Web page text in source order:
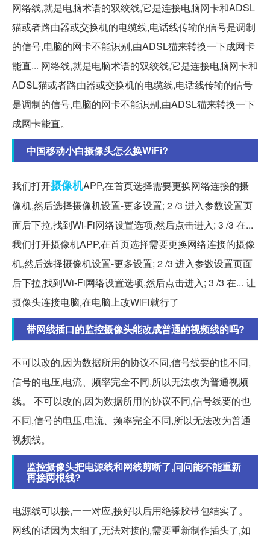
网络线,就是电脑术语的双绞线,它是连接电脑网卡和ADSL
猫或者路由器或交换机的电缆线,电话线传输的信号是调制
的信号,电脑的网卡不能识别,由ADSL猫来转换一下成网卡
能直... 网络线,就是电脑术语的双绞线,它是连接电脑网卡和
ADSL猫或者路由器或交换机的电缆线,电话线传输的信号
是调制的信号,电脑的网卡不能识别,由ADSL猫来转换一下
成网卡能直。
中国移动小白摄像头怎么换WiFi?
我们打开摄像机APP,在首页选择需要更换网络连接的摄
像机,然后选择摄像机设置-更多设置; 2 /3 进入参数设置页
面后下拉,找到Wi-Fi网络设置选项,然后点击进入; 3 /3 在...
我们打开摄像机APP,在首页选择需要更换网络连接的摄像
机,然后选择摄像机设置-更多设置; 2 /3 进入参数设置页面
后下拉,找到Wi-Fi网络设置选项,然后点击进入; 3 /3 在... 让
摄像头连接电脑,在电脑上改WiFi就行了
带网线插口的监控摄像头能改成普通的视频线的吗?
不可以改的,因为数据所用的协议不同,信号线要的也不同,
信号的电压,电流、频率完全不同,所以无法改为普通视频
线。 不可以改的,因为数据所用的协议不同,信号线要的也
不同,信号的电压,电流、频率完全不同,所以无法改为普通
视频线。
监控摄像头把电源线和网线剪断了,问问能不能重新
再接两根线?
电源线可以接,一一对应,接好以后用绝缘胶带包结实了。
网线的话因为太细了,无法对接的,需要重新制作插头了,如